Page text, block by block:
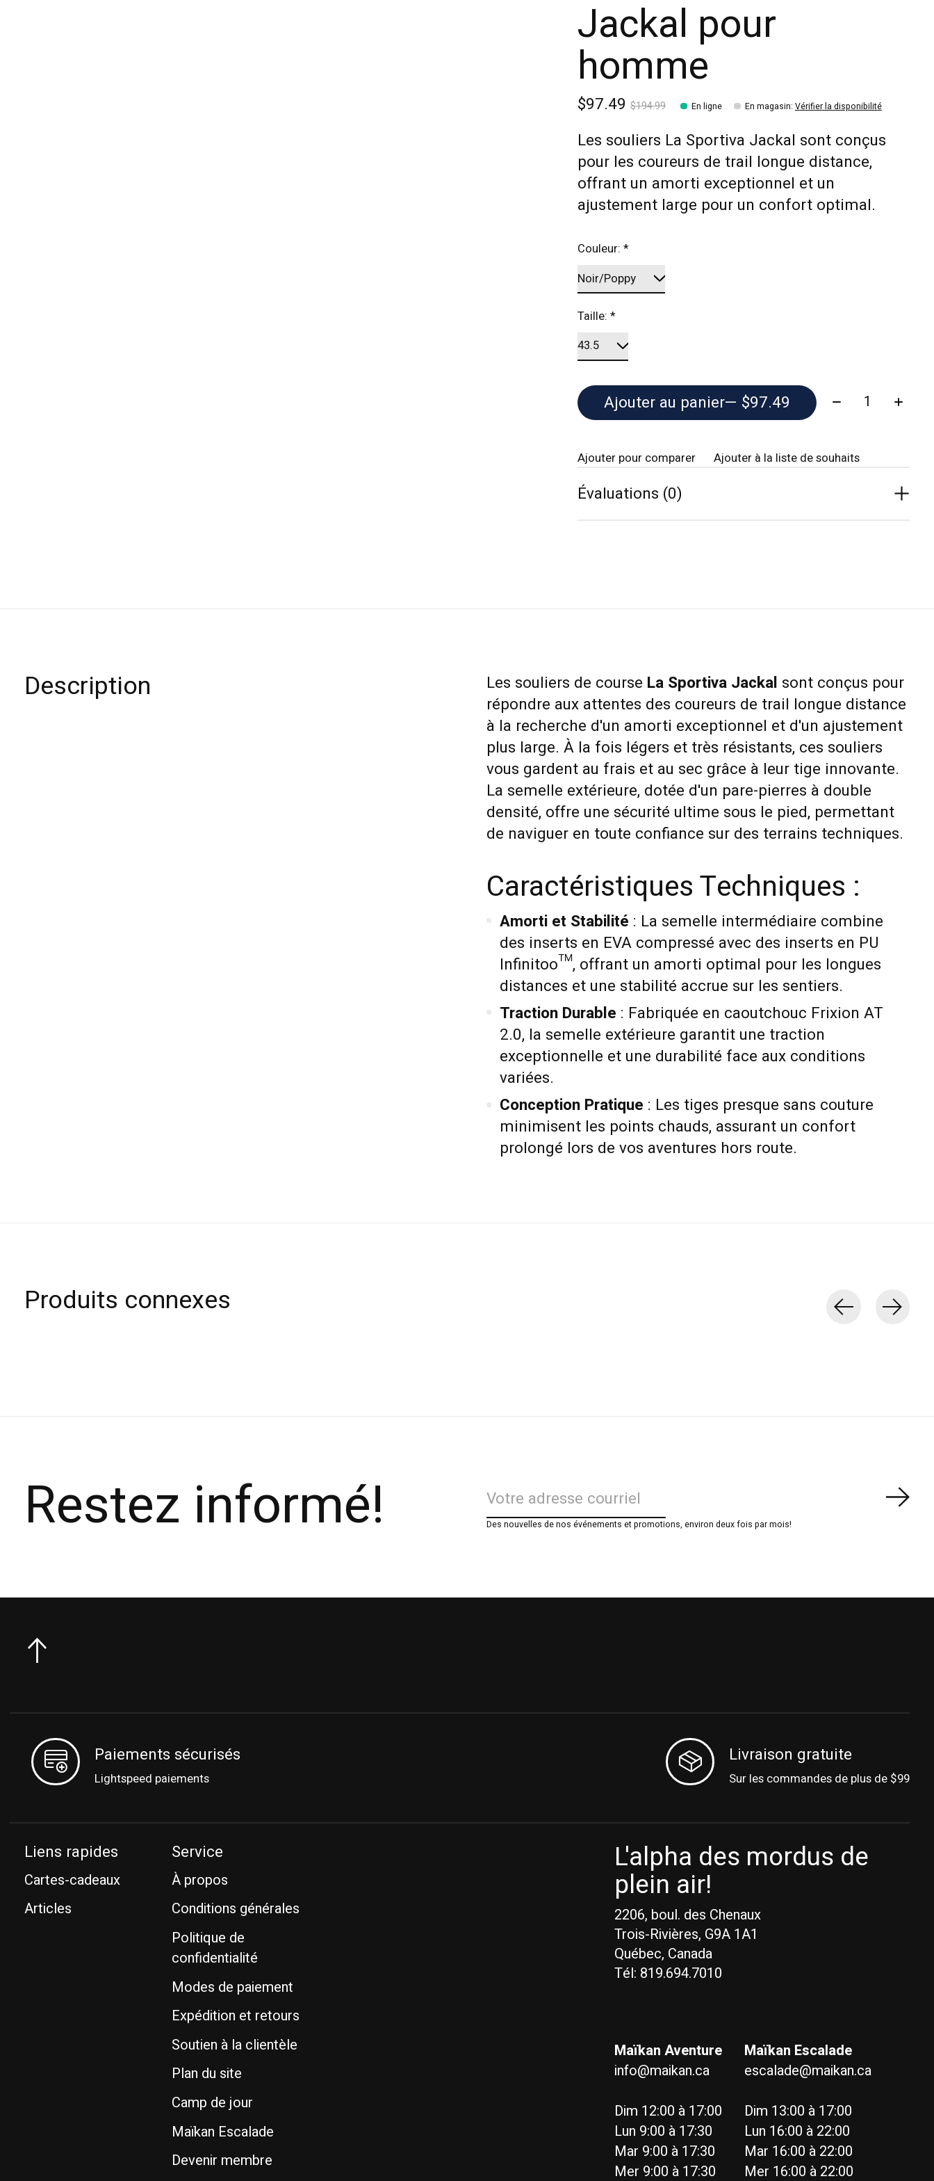
Jackal pour
homme
$97.49$194.99 En ligne En magasin: Vérifier la disponibilité
Les souliers La Sportiva Jackal sont conçus
pour les coureurs de trail longue distance,
offrant un amorti exceptionnel et un
ajustement large pour un confort optimal.
Couleur:*
Taille:*
Ajouter au panier — $97.49 Quantité:
Ajouter pour comparer Ajouter à la liste de souhaits
Évaluations (0)
Description Les souliers de course La Sportiva Jackal sont conçus pour
répondre aux attentes des coureurs de trail longue distance
à la recherche d'un amorti exceptionnel et d'un ajustement
plus large. À la fois légers et très résistants, ces souliers
vous gardent au frais et au sec grâce à leur tige innovante.
La semelle extérieure, dotée d'un pare-pierres à double
densité, offre une sécurité ultime sous le pied, permettant
de naviguer en toute confiance sur des terrains techniques.
Caractéristiques Techniques :
Amorti et Stabilité : La semelle intermédiaire combine
des inserts en EVA compressé avec des inserts en PU
Infinitoo™, offrant un amorti optimal pour les longues
distances et une stabilité accrue sur les sentiers.
Traction Durable : Fabriquée en caoutchouc Frixion AT
2.0, la semelle extérieure garantit une traction
exceptionnelle et une durabilité face aux conditions
variées.
Conception Pratique : Les tiges presque sans couture
minimisent les points chauds, assurant un confort
prolongé lors de vos aventures hors route.
Produits connexes
Restez informé! Des nouvelles de nos événements et promotions, environ deux fois par mois!
Paiements sécurisés
Lightspeed paiements
Livraison gratuite
Sur les commandes de plus de $99
Liens rapides
Cartes-cadeaux
Articles
Service
À propos
Conditions générales
Politique de
confidentialité
Modes de paiement
Expédition et retours
Soutien à la clientèle
Plan du site
Camp de jour
Maïkan Escalade
Devenir membre
L'alpha des mordus de
plein air!
2206, boul. des Chenaux
Trois-Rivières, G9A 1A1
Québec, Canada
Tél: 819.694.7010
Maïkan Aventure
info@maikan.ca
Dim 12:00 à 17:00
Lun 9:00 à 17:30
Mar 9:00 à 17:30
Mer 9:00 à 17:30
Maïkan Escalade
escalade@maikan.ca
Dim 13:00 à 17:00
Lun 16:00 à 22:00
Mar 16:00 à 22:00
Mer 16:00 à 22:00